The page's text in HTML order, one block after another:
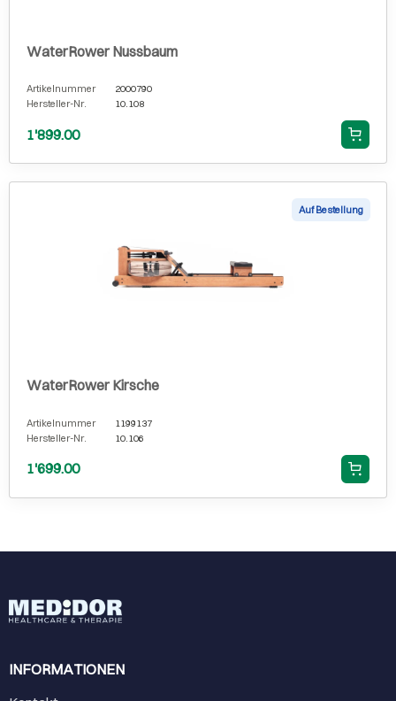
WaterRower Nussbaum
Artikelnummer
2000790
Hersteller-Nr.
10.108
1'899.00
Auf Bestellung
WaterRower Kirsche
Artikelnummer
1199137
Hersteller-Nr.
10.106
1'699.00
INFORMATIONEN